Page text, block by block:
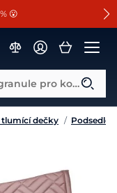
😮 ZDARMA 🐴
Co hledáte? Např. jezdecké boty, granule pro koně...
tlumící dečky /